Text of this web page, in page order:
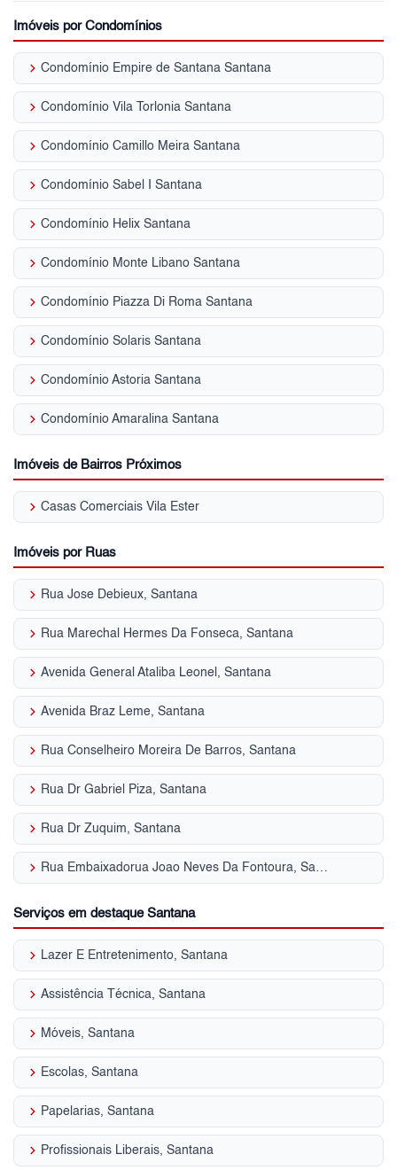
Imóveis por Condomínios
keyboard_arrow_right Condomínio Empire de Santana Santana
keyboard_arrow_right Condomínio Vila Torlonia Santana
keyboard_arrow_right Condomínio Camillo Meira Santana
keyboard_arrow_right Condomínio Sabel I Santana
keyboard_arrow_right Condomínio Helix Santana
keyboard_arrow_right Condomínio Monte Libano Santana
keyboard_arrow_right Condomínio Piazza Di Roma Santana
keyboard_arrow_right Condomínio Solaris Santana
keyboard_arrow_right Condomínio Astoria Santana
keyboard_arrow_right Condomínio Amaralina Santana
Imóveis de Bairros Próximos
keyboard_arrow_right Casas Comerciais Vila Ester
Imóveis por Ruas
keyboard_arrow_right Rua Jose Debieux, Santana
keyboard_arrow_right Rua Marechal Hermes Da Fonseca, Santana
keyboard_arrow_right Avenida General Ataliba Leonel, Santana
keyboard_arrow_right Avenida Braz Leme, Santana
keyboard_arrow_right Rua Conselheiro Moreira De Barros, Santana
keyboard_arrow_right Rua Dr Gabriel Piza, Santana
keyboard_arrow_right Rua Dr Zuquim, Santana
keyboard_arrow_right Rua Embaixadorua Joao Neves Da Fontoura, Santana
Serviços em destaque Santana
keyboard_arrow_right Lazer E Entretenimento, Santana
keyboard_arrow_right Assistência Técnica, Santana
keyboard_arrow_right Móveis, Santana
keyboard_arrow_right Escolas, Santana
keyboard_arrow_right Papelarias, Santana
keyboard_arrow_right Profissionais Liberais, Santana